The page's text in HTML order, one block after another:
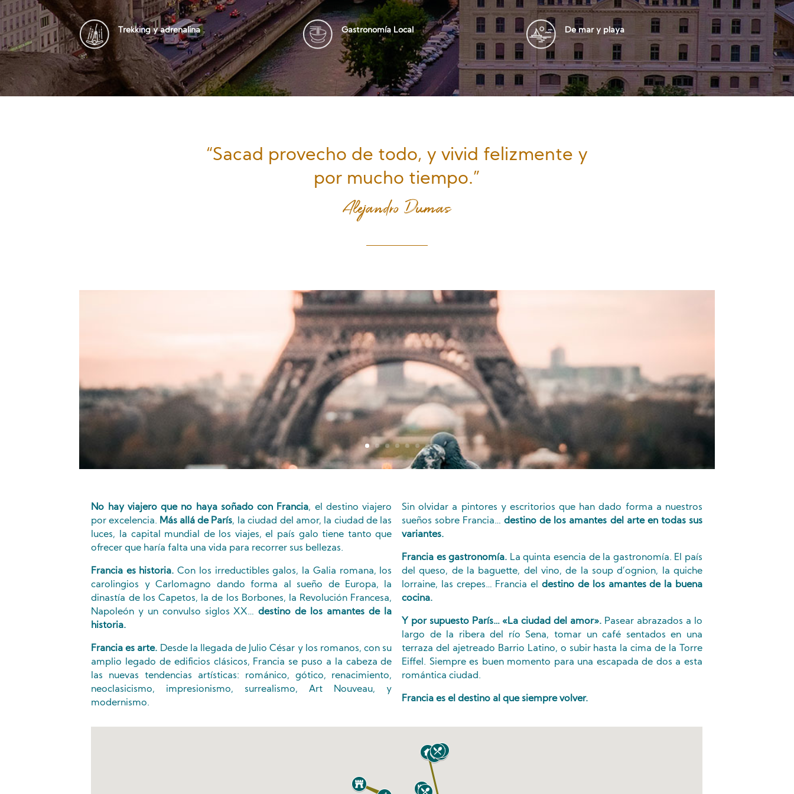
Trekking y adrenalina Gastronomía Local De mar y playa
“Sacad provecho de todo, y vivid felizmente y
por mucho tiempo.”
Alejandro Dumas
No hay viajero que no haya soñado con Francia, el destino viajero
por excelencia. Más allá de París, la ciudad del amor, la ciudad de las
luces, la capital mundial de los viajes, el país galo tiene tanto que
ofrecer que haría falta una vida para recorrer sus bellezas.
Francia es historia. Con los irreductibles galos, la Galia romana, los
carolingios y Carlomagno dando forma al sueño de Europa, la
dinastía de los Capetos, la de los Borbones, la Revolución Francesa,
Napoleón y un convulso siglos XX… destino de los amantes de la
historia.
Francia es arte. Desde la llegada de Julio César y los romanos, con su
amplio legado de edificios clásicos, Francia se puso a la cabeza de
las nuevas tendencias artísticas: románico, gótico, renacimiento,
neoclasicismo, impresionismo, surrealismo, Art Nouveau, y
modernismo.
Sin olvidar a pintores y escritorios que han dado forma a nuestros
sueños sobre Francia… destino de los amantes del arte en todas sus
variantes.
Francia es gastronomía. La quinta esencia de la gastronomía. El país
del queso, de la baguette, del vino, de la soup d’ognion, la quiche
lorraine, las crepes… Francia el destino de los amantes de la buena
cocina.
Y por supuesto París… «La ciudad del amor». Pasear abrazados a lo
largo de la ribera del río Sena, tomar un café sentados en una
terraza del ajetreado Barrio Latino, o subir hasta la cima de la Torre
Eiffel. Siempre es buen momento para una escapada de dos a esta
romántica ciudad.
Francia es el destino al que siempre volver.